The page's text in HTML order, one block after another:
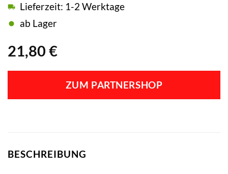
21,80 €
Lieferzeit: 1-2 Werktage
ab Lager
ZUM PARTNERSHOP
BESCHREIBUNG